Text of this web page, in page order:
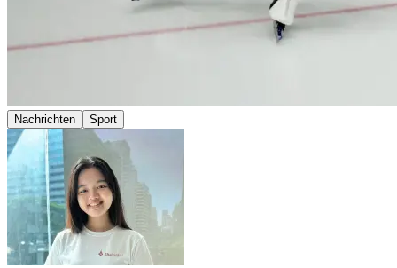
Nachrichten Sport